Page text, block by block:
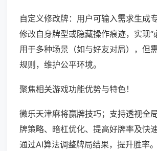
自定义修改牌：用户可输入需求生成
修改自身牌型或隐藏操作痕迹，实现“
用于多种场景（如与好友对局），但
规则，维护公平环境。
聚焦相关游戏功能优势与特色！
微乐天津麻将赢牌技巧；支持透视全
牌策略、暗杠优化、提高好牌率及快
通过AI算法调整牌局结果，提升胜率。